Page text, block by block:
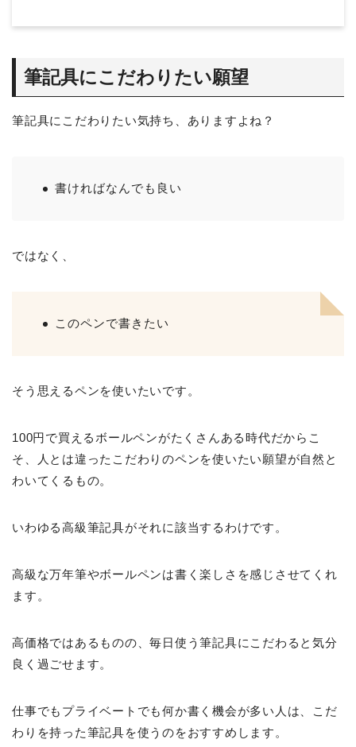
筆記具にこだわりたい願望
筆記具にこだわりたい気持ち、ありますよね？
書ければなんでも良い
ではなく、
このペンで書きたい
そう思えるペンを使いたいです。
100円で買えるボールペンがたくさんある時代だからこ
そ、人とは違ったこだわりのペンを使いたい願望が自然と
わいてくるもの。
いわゆる高級筆記具がそれに該当するわけです。
高級な万年筆やボールペンは書く楽しさを感じさせてくれ
ます。
高価格ではあるものの、毎日使う筆記具にこだわると気分
良く過ごせます。
仕事でもプライベートでも何か書く機会が多い人は、こだ
わりを持った筆記具を使うのをおすすめします。